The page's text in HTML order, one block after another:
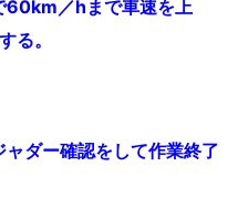
60km／hまで車速を上
る。
ダー確認をして作業終了